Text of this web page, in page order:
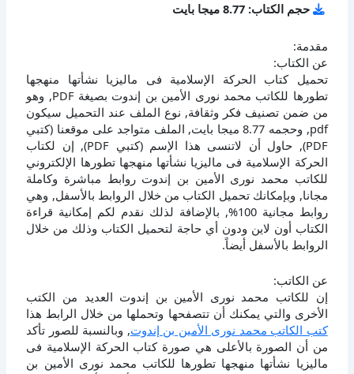
حجم الكتاب: 8.77 ميجا بايت
مقدمة:
عن الكتاب:
تحميل كتاب الحركة الإسلامية فى ماليزيا نشأتها منهجها
تطورها للكاتب محمد نورى الأمين بن إندوت بصيغة PDF, وهو
من ضمن تصنيف فكر وثقافة, نوع الملف عند التحميل سيكون
pdf, وحجمه 8.77 ميجا بايت, الملف متواجد على موقعنا (كتبي
PDF), حاول أن لاتنسى هذا الإسم (كتبي PDF), إن لكتاب
الحركة الإسلامية فى ماليزيا نشأتها منهجها تطورها الإلكتروني
للكاتب محمد نورى الأمين بن إندوت روابط مباشرة وكاملة
مجانا, وبإمكانك تحميل الكتاب من خلال الروابط بالأسفل, وهي
روابط مجانية 100%, بالإضافة لذلك نقدم لكم إمكانية قراءة
الكتاب أون لاين ودون أي حاجة لتحميل الكتاب وذلك من خلال
الروابط بالأسفل أيضاً.
عن الكاتب:
إن للكاتب محمد نورى الأمين بن إندوت العديد من الكتب
الأخرى والتي يمكنك أن تتصفحها وتحملها من خلال الرابط هذا
كتب الكاتب محمد نورى الأمين بن إندوت, وبالنسبة للصور تأكد
من أن الصورة بالأعلى هي صورة كتاب الحركة الإسلامية فى
ماليزيا نشأتها منهجها تطورها للكاتب محمد نورى الأمين بن